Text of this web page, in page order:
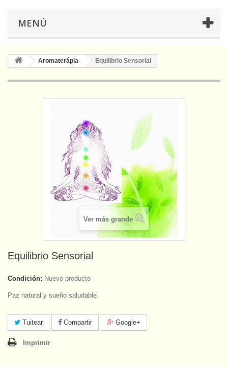
MENÚ
Aromaterápia Equilibrio Sensorial
Ver más grande
Equilibrio Sensorial
Condición: Nuevo producto
Paz natural y sueño saludable.
Tuitear Compartir Google+
Imprimir